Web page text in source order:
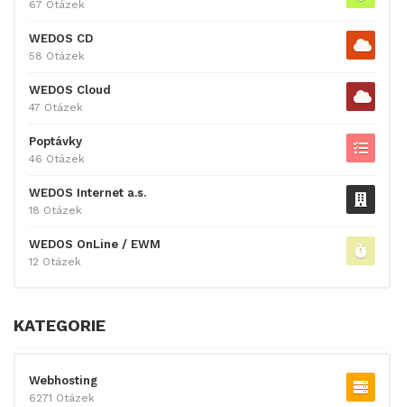
67 Otázek
WEDOS CD
58 Otázek
WEDOS Cloud
47 Otázek
Poptávky
46 Otázek
WEDOS Internet a.s.
18 Otázek
WEDOS OnLine / EWM
12 Otázek
KATEGORIE
Webhosting
6271 Otázek